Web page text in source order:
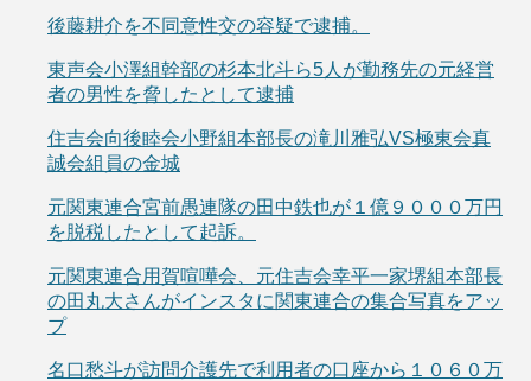
後藤耕介を不同意性交の容疑で逮捕。
東声会小澤組幹部の杉本北斗ら5人が勤務先の元経営
者の男性を脅したとして逮捕
住吉会向後睦会小野組本部長の滝川雅弘VS極東会真
誠会組員の金城
元関東連合宮前愚連隊の田中鉄也が１億９０００万円
を脱税したとして起訴。
元関東連合用賀喧嘩会、元住吉会幸平一家堺組本部長
の田丸大さんがインスタに関東連合の集合写真をアッ
プ
名口愁斗が訪問介護先で利用者の口座から１０６０万